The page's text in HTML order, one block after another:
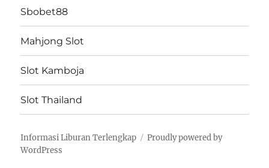
Sbobet88
Mahjong Slot
Slot Kamboja
Slot Thailand
Informasi Liburan Terlengkap
Proudly powered by
WordPress